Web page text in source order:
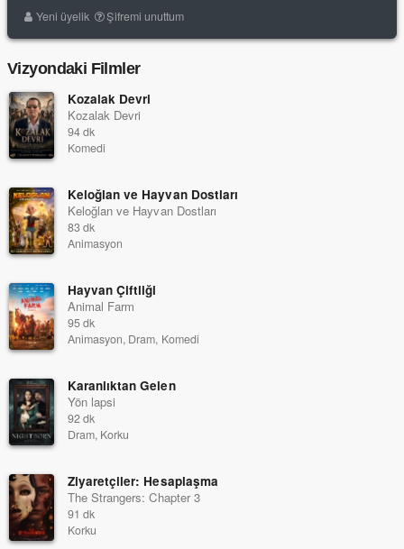
Yeni üyelik Şifremi unuttum
Vizyondaki Filmler
Kozalak Devri
Kozalak Devri
94 dk
Komedi
Keloğlan ve Hayvan Dostları
Keloğlan ve Hayvan Dostları
83 dk
Animasyon
Hayvan Çiftliği
Animal Farm
95 dk
Animasyon, Dram, Komedi
Karanlıktan Gelen
Yön lapsi
92 dk
Dram, Korku
Ziyaretçiler: Hesaplaşma
The Strangers: Chapter 3
91 dk
Korku